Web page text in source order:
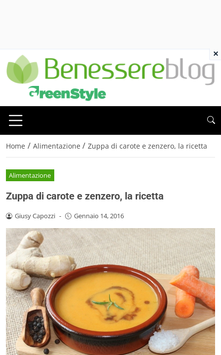
Home / Alimentazione / Zuppa di carote e zenzero, la ricetta
Alimentazione
Zuppa di carote e zenzero, la ricetta
Giusy Capozzi - Gennaio 14, 2016
×